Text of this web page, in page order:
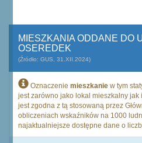
MIESZKANIA ODDANE DO
OSEREDEK
(Źródło: GUS, 31.XII.2024)
Oznaczenie mieszkanie w tym
jest zarówno jako lokal mieszkalny
jest zgodna z tą stosowaną przez
obliczeniach wskaźników na 1000
najaktualniejsze dostępne dane o